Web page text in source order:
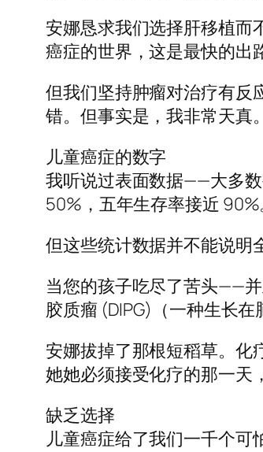
安娜恳求我们选择肝移植而
癌症的世界，这是最快的出
但我们坚持肿瘤对治疗有反
错。但事实是，我非常天真
儿童癌症的数字
我听说过表面数据——大多
50%，五年生存率接近 90%
但这些统计数据并不能说明
当您的孩子吃尽了苦头——
胶质瘤 (DIPG)（一种生长在
安娜拔掉了那根短稻草。化
她她必须接受化疗的那一天
缺乏选择
儿童癌症给了我们一千个可